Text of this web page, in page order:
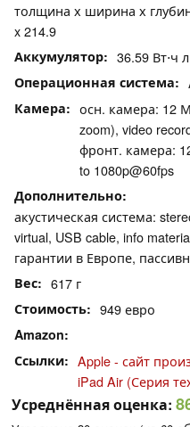
толщина х ширина х
x 214.9
Аккумулятор 36.59 Вт⋅ч
Операционная система
Камера
осн. камера: 12
zoom), video
фронт. камера:
to 1080p@60fps
Дополнительно
акустическая система:
virtual, USB cable, info
гарантии в Европе,
Вес 617 г
Стоимость 949 евро
Amazon
Ссылки
Apple - сайт
iPad Air (Серия
Усреднённая оценка: